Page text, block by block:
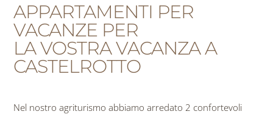
APPARTAMENTI PER
VACANZE PER
LA VOSTRA VACANZA A
CASTELROTTO
Nel nostro agriturismo abbiamo arredato 2 confortevoli